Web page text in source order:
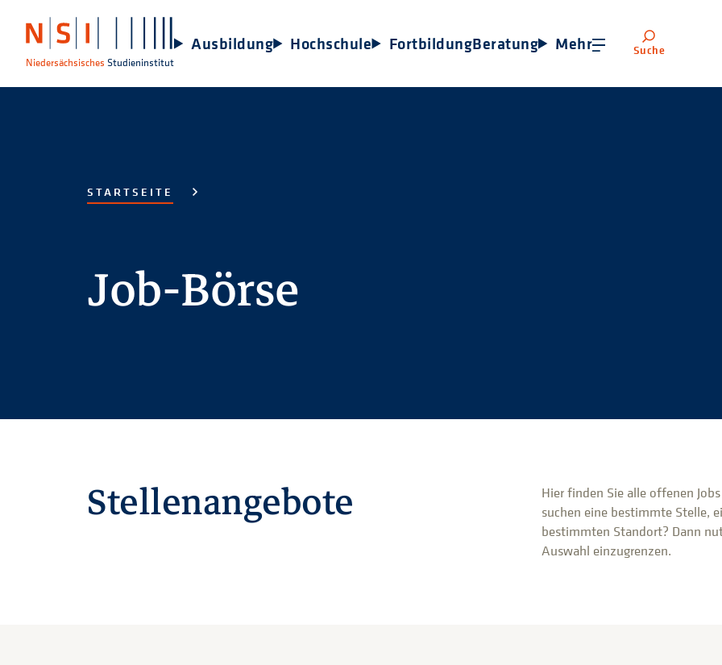
Niedersächsisches Studieninstitut
Ausbildung Hochschule FortbildungBeratung Mehr Suche
STARTSEITE
Job-Börse
Stellenangebote
Hier finden Sie alle offenen
suchen eine bestimmte Stelle,
bestimmten Standort? Dann
Auswahl einzugrenzen.